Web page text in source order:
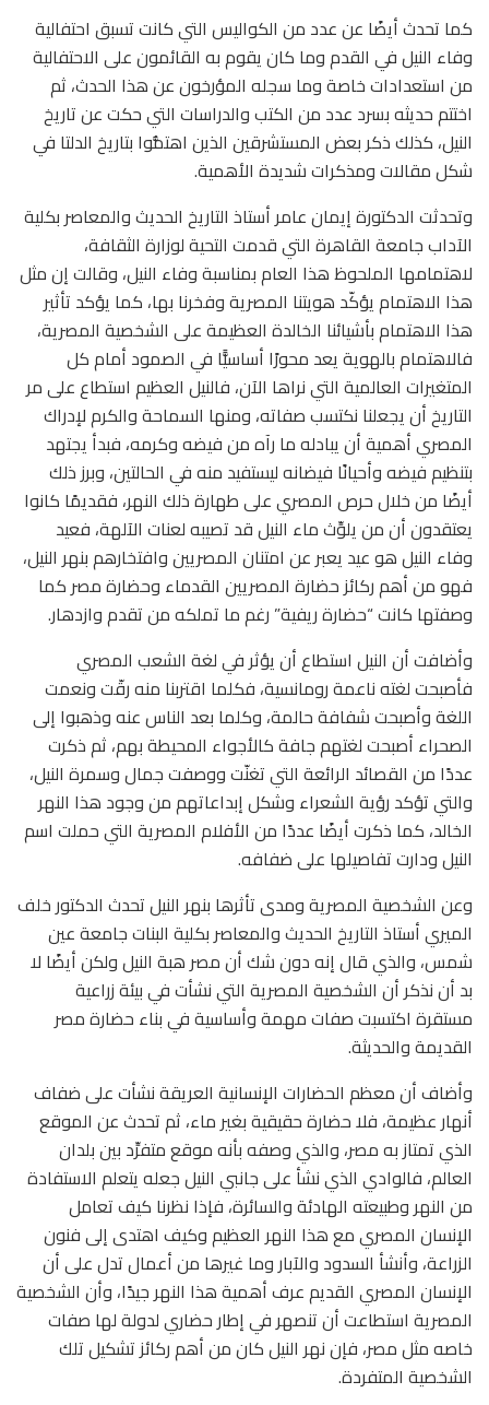
كما تحدث أيضًا عن عدد من الكواليس التي كانت تسبق احتفالية
وفاء النيل في القدم وما كان يقوم به القائمون على الاحتفالية
من استعدادات خاصة وما سجله المؤرخون عن هذا الحدث، ثم
اختتم حديثه بسرد عدد من الكتب والدراسات التي حكت عن تاريخ
النيل، كذلك ذكر بعض المستشرقين الذين اهتمُّوا بتاريخ الدلتا في
شكل مقالات ومذكرات شديدة الأهمية.
وتحدثت الدكتورة إيمان عامر أستاذ التاريخ الحديث والمعاصر بكلية
الآداب جامعة القاهرة التي قدمت التحية لوزارة الثقافة،
لاهتمامها الملحوظ هذا العام بمناسبة وفاء النيل، وقالت إن مثل
هذا الاهتمام يؤكّد هويتنا المصرية وفخرنا بها، كما يؤكد تأثير
هذا الاهتمام بأشيائنا الخالدة العظيمة على الشخصية المصرية،
فالاهتمام بالهوية يعد محورًا أساسيًّا في الصمود أمام كل
المتغيرات العالمية التي نراها الآن، فالنيل العظيم استطاع على مر
التاريخ أن يجعلنا نكتسب صفاته، ومنها السماحة والكرم لإدراك
المصري أهمية أن يبادله ما رآه من فيضه وكرمه، فبدأ يجتهد
بتنظيم فيضه وأحيانًا فيضانه ليستفيد منه في الحالتين، وبرز ذلك
أيضًا من خلال حرص المصري على طهارة ذلك النهر، فقديمًا كانوا
يعتقدون أن من يلوِّث ماء النيل قد تصيبه لعنات الآلهة، فعيد
وفاء النيل هو عيد يعبر عن امتنان المصريين وافتخارهم بنهر النيل،
فهو من أهم ركائز حضارة المصريين القدماء وحضارة مصر كما
وصفتها كانت “حضارة ريفية” رغم ما تملكه من تقدم وازدهار.
وأضافت أن النيل استطاع أن يؤثر في لغة الشعب المصري
فأصبحت لغته ناعمة رومانسية، فكلما اقتربنا منه رقّت ونعمت
اللغة وأصبحت شفافة حالمة، وكلما بعد الناس عنه وذهبوا إلى
الصحراء أصبحت لغتهم جافة كالأجواء المحيطة بهم، ثم ذكرت
عددًا من القصائد الرائعة التي تغنّت ووصفت جمال وسمرة النيل،
والتي تؤكد رؤية الشعراء وشكل إبداعاتهم من وجود هذا النهر
الخالد، كما ذكرت أيضًا عددًا من الأفلام المصرية التي حملت اسم
النيل ودارت تفاصيلها على ضفافه.
وعن الشخصية المصرية ومدى تأثرها بنهر النيل تحدث الدكتور خلف
الميري أستاذ التاريخ الحديث والمعاصر بكلية البنات جامعة عين
شمس، والذي قال إنه دون شك أن مصر هبة النيل ولكن أيضًا لا
بد أن نذكر أن الشخصية المصرية التي نشأت في بيئة زراعية
مستقرة اكتسبت صفات مهمة وأساسية في بناء حضارة مصر
القديمة والحديثة.
وأضاف أن معظم الحضارات الإنسانية العريقة نشأت على ضفاف
أنهار عظيمة، فلا حضارة حقيقية بغير ماء، ثم تحدث عن الموقع
الذي تمتاز به مصر، والذي وصفه بأنه موقع متفرِّد بين بلدان
العالم، فالوادي الذي نشأ على جانبي النيل جعله يتعلم الاستفادة
من النهر وطبيعته الهادئة والسائرة، فإذا نظرنا كيف تعامل
الإنسان المصري مع هذا النهر العظيم وكيف اهتدى إلى فنون
الزراعة، وأنشأ السدود والآبار وما غيرها من أعمال تدل على أن
الإنسان المصري القديم عرف أهمية هذا النهر جيدًا، وأن الشخصية
المصرية استطاعت أن تنصهر في إطار حضاري لدولة لها صفات
خاصه مثل مصر، فإن نهر النيل كان من أهم ركائز تشكيل تلك
الشخصية المتفردة.